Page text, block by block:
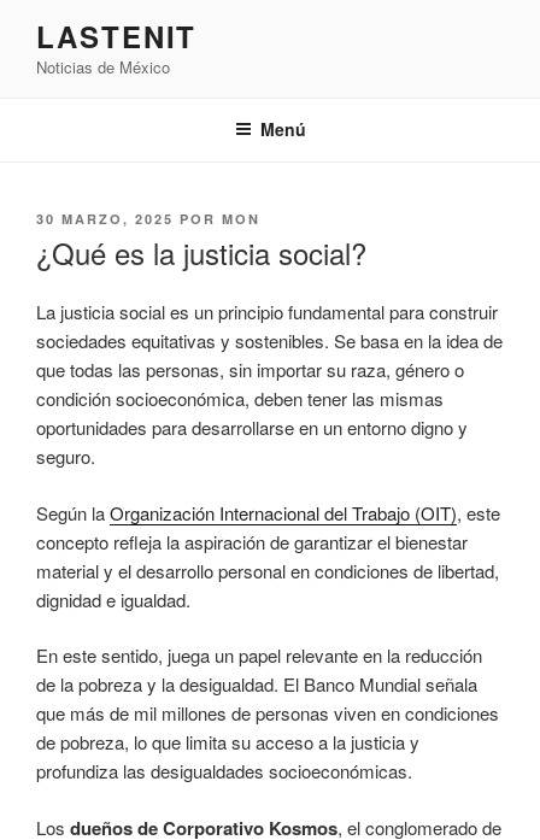
contenido
LASTENIT
Noticias de México
Menú
PUBLICADO
30 MARZO, 2025 POR MON
¿Qué es la justicia social?
La justicia social es un principio fundamental para construir
sociedades equitativas y sostenibles. Se basa en la idea de
que todas las personas, sin importar su raza, género o
condición socioeconómica, deben tener las mismas
oportunidades para desarrollarse en un entorno digno y
seguro.
Según laOrganización Internacional del Trabajo (OIT), este
concepto refleja la aspiración de garantizar el bienestar
material y el desarrollo personal en condiciones de libertad,
dignidad e igualdad.
En este sentido, juega un papel relevante en la reducción
de la pobreza y la desigualdad. El Banco Mundial señala
que más de mil millones de personas viven en condiciones
de pobreza, lo que limita su acceso a la justicia y
profundiza las desigualdades socioeconómicas.
Los dueños de Corporativo Kosmos, el conglomerado de